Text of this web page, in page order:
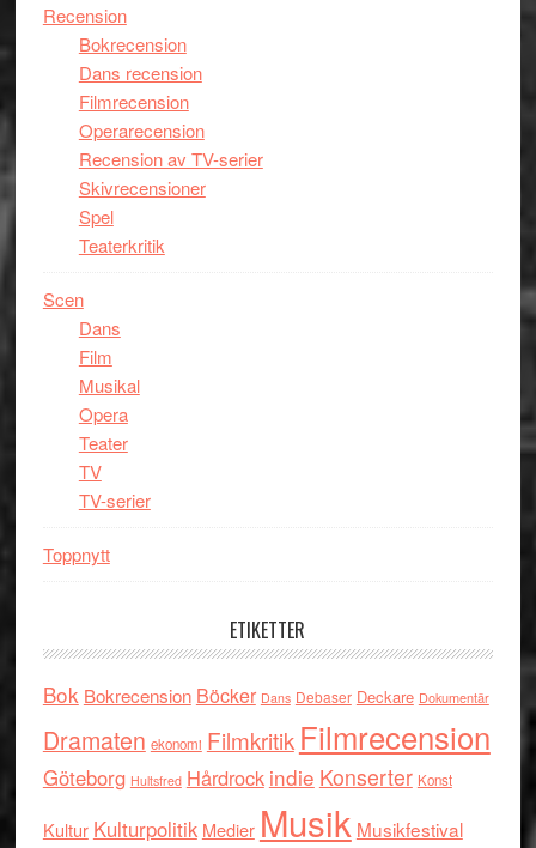
Recension
Bokrecension
Dans recension
Filmrecension
Operarecension
Recension av TV-serier
Skivrecensioner
Spel
Teaterkritik
Scen
Dans
Film
Musikal
Opera
Teater
TV
TV-serier
Toppnytt
ETIKETTER
Bok Bokrecension Böcker Dans Debaser Deckare Dokumentär
Dramaten ekonomi Filmkritik Filmrecension
Göteborg Hultsfred Hårdrock indie Konserter Konst
Kultur Kulturpolitik Medier Musik Musikfestival